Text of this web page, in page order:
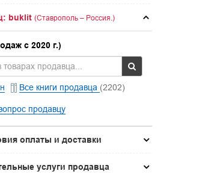
buklit (Ставрополь – Россия.)
с 2020 г.)
Все книги продавца (2202)
продавцу
оплаты и доставки
услуги продавца